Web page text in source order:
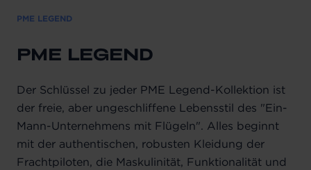
PME LEGEND
PME LEGEND
Der Schlüssel zu jeder PME Legend-Kollektion ist
der freie, aber ungeschliffene Lebensstil des "Ein-
Mann-Unternehmens mit Flügeln". Alles beginnt
mit der authentischen, robusten Kleidung der
Frachtpiloten, die Maskulinität, Funktionalität und